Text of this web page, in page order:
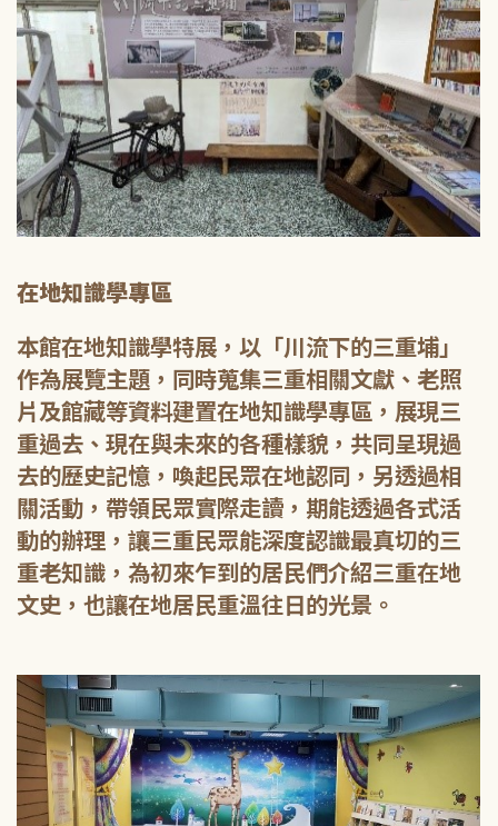
在地知識學專區
本館在地知識學特展，以「川流下的三重埔」
作為展覽主題，同時蒐集三重相關文獻、老照
片及館藏等資料建置在地知識學專區，展現三
重過去、現在與未來的各種樣貌，共同呈現過
去的歷史記憶，喚起民眾在地認同，另透過相
關活動，帶領民眾實際走讀，期能透過各式活
動的辦理，讓三重民眾能深度認識最真切的三
重老知識，為初來乍到的居民們介紹三重在地
文史，也讓在地居民重溫往日的光景。